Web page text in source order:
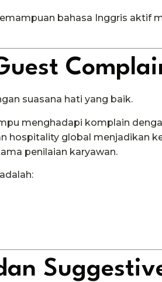
bahasa Inggris aktif
suasana hati yang baik.
menghadapi komplain
hospitality global menjadikan
penilaian karyawan.